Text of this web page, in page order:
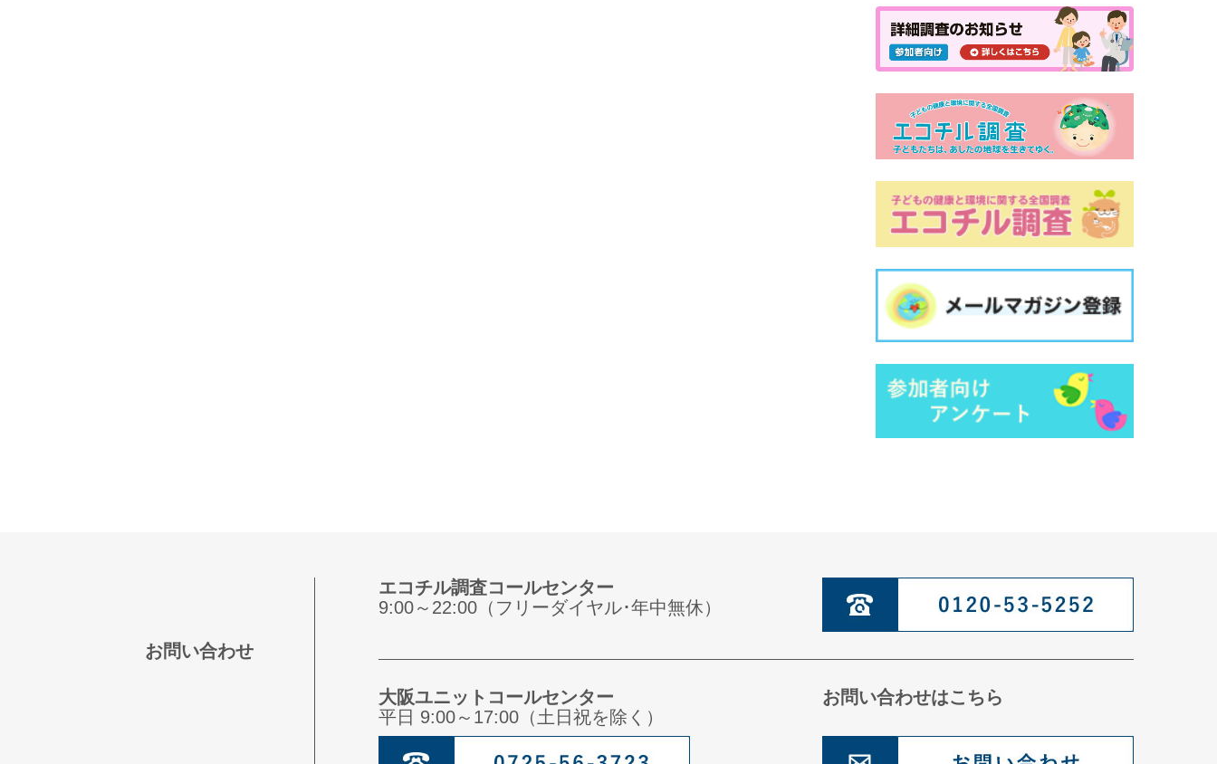
ネット検索と“子育てに役立つ情報”と
の付き合い方
安心して入手できる子育てお役立ち情
アトピー性皮膚炎と乾燥：保湿が大切
なわけ
風疹について
今のこどもは早熟なのか
胸のふくらみ
歳～3歳＞
健康診査に行こう！＜乳児健診：１歳
未満＞
夜尿症の治療
おねしょから夜尿症へ
妊婦健診と母子健康手帳
お問い合わせ
エコチル調査コールセンター
9:00～22:00（フリーダイヤル･年中無休）
大阪ユニットコールセンター
平日 9:00～17:00（土日祝を除く）
お問い合わせはこちら